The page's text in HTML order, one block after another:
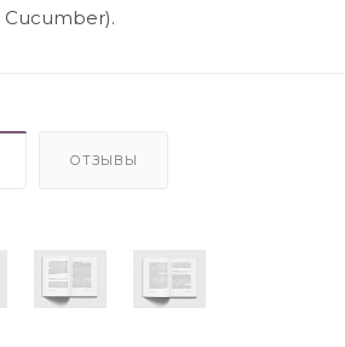
Cucumber).
ОТЗЫВЫ